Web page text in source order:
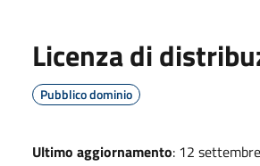
Licenza di
Pubblico dominio
Ultimo aggiornamento: 12